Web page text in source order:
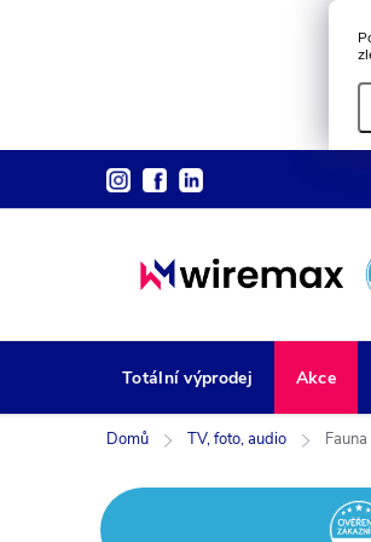
Totální výprodej Akce
Domů TV, foto, audio